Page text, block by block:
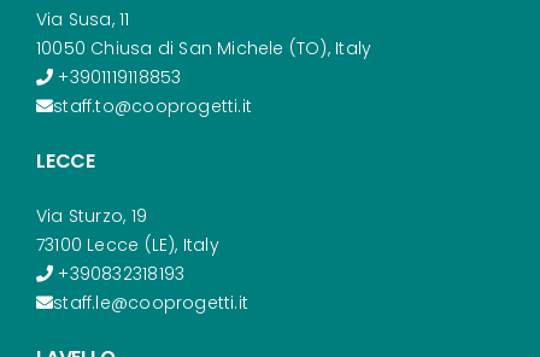
Via Susa, 11
10050 Chiusa di San Michele (TO), Italy
+3901119118853
staff.to@cooprogetti.it
LECCE
Via Sturzo, 19
73100 Lecce (LE), Italy
+390832318193
staff.le@cooprogetti.it